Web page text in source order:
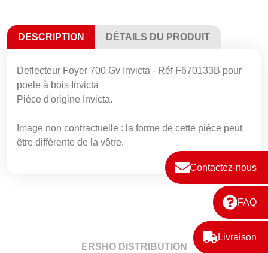
Contactez-nous
FAQ
Livraison
DESCRIPTION DÉTAILS DU PRODUIT
Deflecteur Foyer 700 Gv Invicta - Réf F670133B pour
poele à bois Invicta
Pièce d'origine Invicta.
Image non contractuelle : la forme de cette pièce peut
être différente de la vôtre.
ERSHO DISTRIBUTION